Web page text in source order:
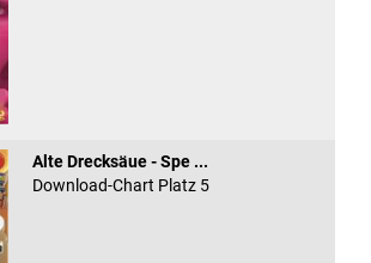
Alte Drecksäue - Spe ...
Download-Chart Platz 5